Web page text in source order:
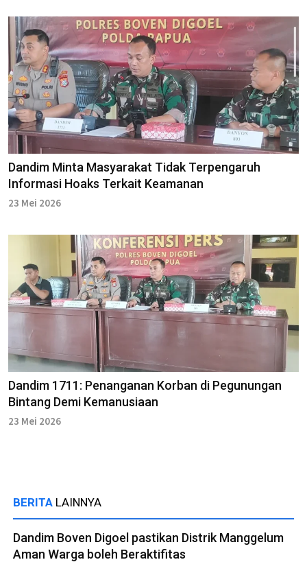
Dandim Minta Masyarakat Tidak Terpengaruh
Informasi Hoaks Terkait Keamanan
23 Mei 2026
Dandim 1711: Penanganan Korban di Pegunungan
Bintang Demi Kemanusiaan
23 Mei 2026
BERITA LAINNYA
Dandim Boven Digoel pastikan Distrik Manggelum
Aman Warga boleh Beraktifitas